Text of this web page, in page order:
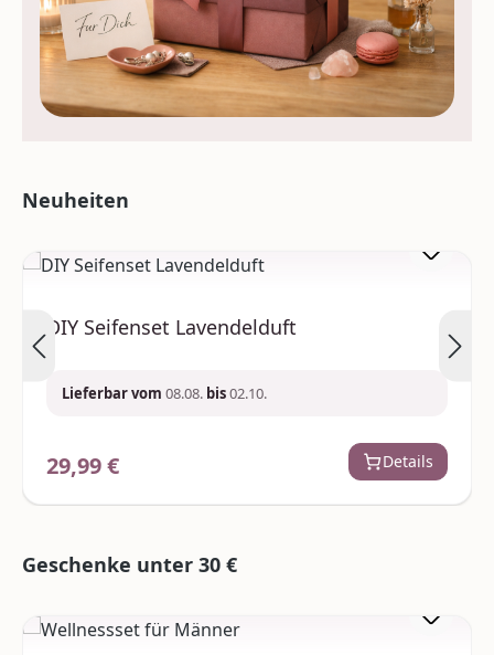
Produktgalerie überspringen
Neuheiten
DIY Seifenset Lavendelduft
Lieferbar vom 08.08. bis02.10.
Regulärer Preis:
29,99 € Details
Produktgalerie überspringen
Geschenke unter 30 €